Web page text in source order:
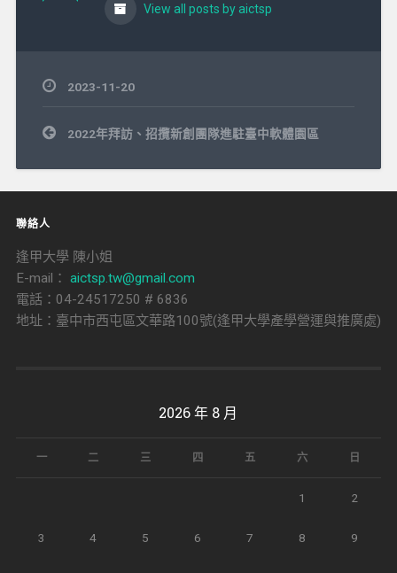
View all posts by aictsp
2023-11-20
文
章
覽
2022年拜訪、招攬新創團隊進駐臺中軟體園區
聯絡人
逢甲大學 陳小姐
E-mail： aictsp.tw@gmail.com
電話：04-24517250 # 6836
地址：臺中市西屯區文華路100號(逢甲大學產學營運與推廣處)
2026 年 8 月
一 二 三 四 五 六 日
1 2
3 4 5 6 7 8 9